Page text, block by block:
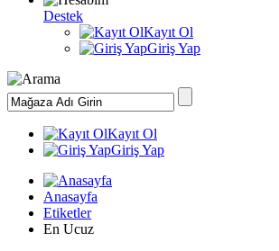
Destek
Kayıt Ol
Giriş Yap
Kayıt Ol
Giriş Yap
Anasayfa
Etiketler
En Ucuz